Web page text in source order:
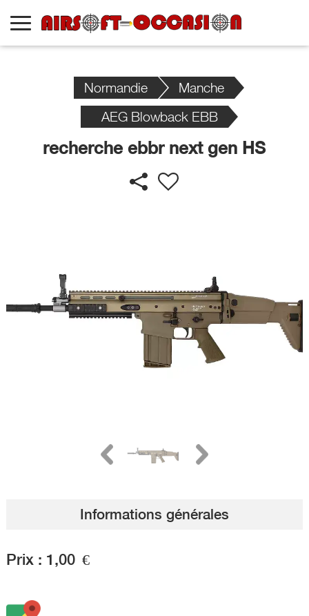
Normandie
Manche
AEG Blowback EBB
recherche ebbr next gen HS
Informations générales
Prix : 1,00 €